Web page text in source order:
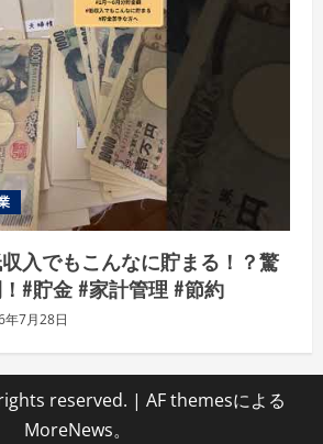
入でもこんなに貯まる！？驚
#貯金 #家計管理 #節約
年7月28日
reserved. | AF themesによる
MoreNews。